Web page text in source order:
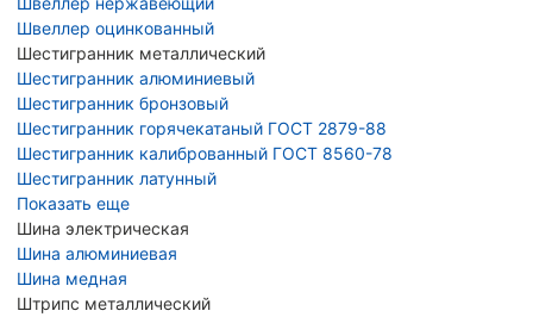
Швеллер оцинкованный
Шестигранник металлический
Шестигранник алюминиевый
Шестигранник бронзовый
Шестигранник горячекатаный ГОСТ 2879-88
Шестигранник калиброванный ГОСТ 8560-78
Шестигранник латунный
Показать еще
Шина электрическая
Шина алюминиевая
Шина медная
Штрипс металлический